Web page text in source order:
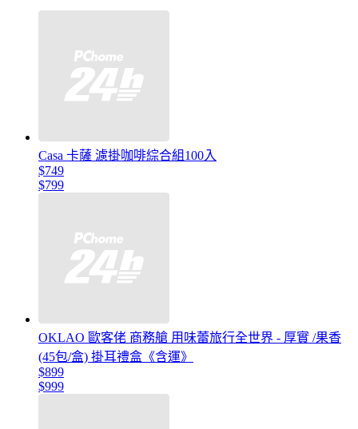
Casa 卡薩 濾掛咖啡綜合組100入
$749
$799
OKLAO 歐客佬 商務艙 用味蕾旅行全世界 - 厚實 /果香
(45包/盒) 掛耳禮盒《含運》
$899
$999